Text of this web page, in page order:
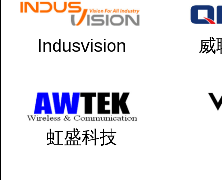
Indusvision 威
虹盛科技